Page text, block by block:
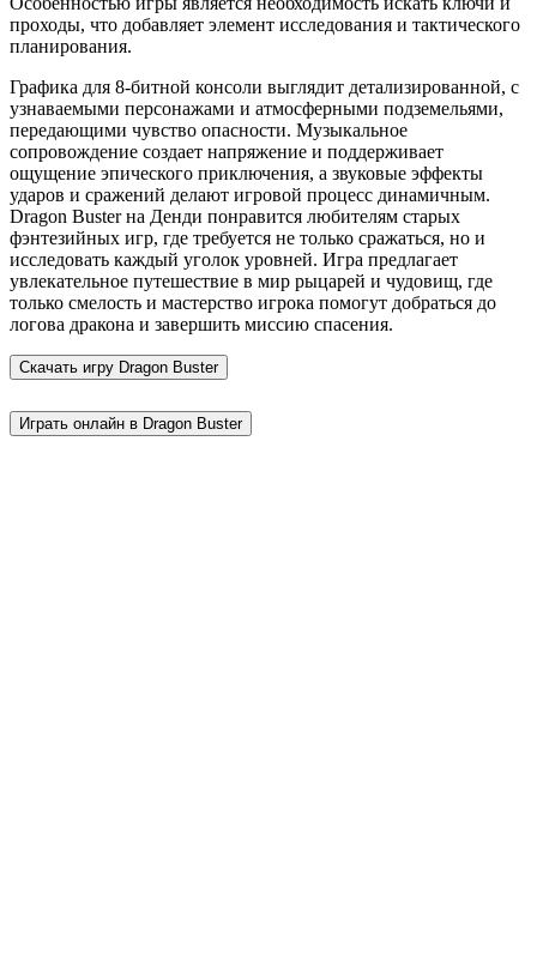
проходы, что добавляет элемент исследования и тактического
планирования.
Графика для 8-битной консоли выглядит детализированной, с
узнаваемыми персонажами и атмосферными подземельями,
передающими чувство опасности. Музыкальное
сопровождение создает напряжение и поддерживает
ощущение эпического приключения, а звуковые эффекты
ударов и сражений делают игровой процесс динамичным.
Dragon Buster на Денди понравится любителям старых
фэнтезийных игр, где требуется не только сражаться, но и
исследовать каждый уголок уровней. Игра предлагает
увлекательное путешествие в мир рыцарей и чудовищ, где
только смелость и мастерство игрока помогут добраться до
логова дракона и завершить миссию спасения.
Скачать игру Dragon Buster
Играть онлайн в Dragon Buster